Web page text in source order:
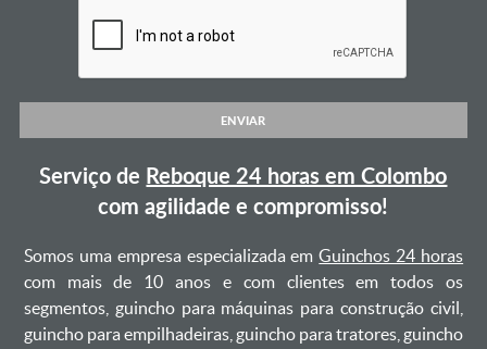
ENVIAR
Serviço de Reboque 24 horas em Colombo
com agilidade e compromisso!
Somos uma empresa especializada emGuinchos 24 horas
com mais de 10 anos e com clientes em todos os
segmentos, guincho para máquinas para construção civil,
guincho para empilhadeiras, guincho para tratores, guincho